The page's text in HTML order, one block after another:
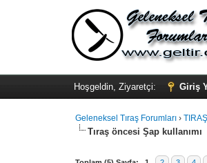
Hoşgeldin, Ziyaretçi: Giriş
Geleneksel Tıraş Forumları ›
Tıraş öncesi Şap kullanımı